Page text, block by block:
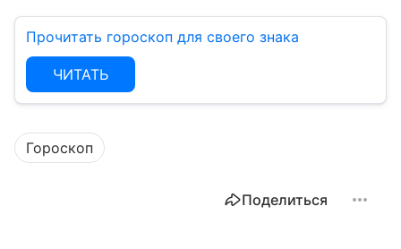
Прочитать гороскоп для своего знака
ЧИТАТЬ
Гороскоп
Поделиться